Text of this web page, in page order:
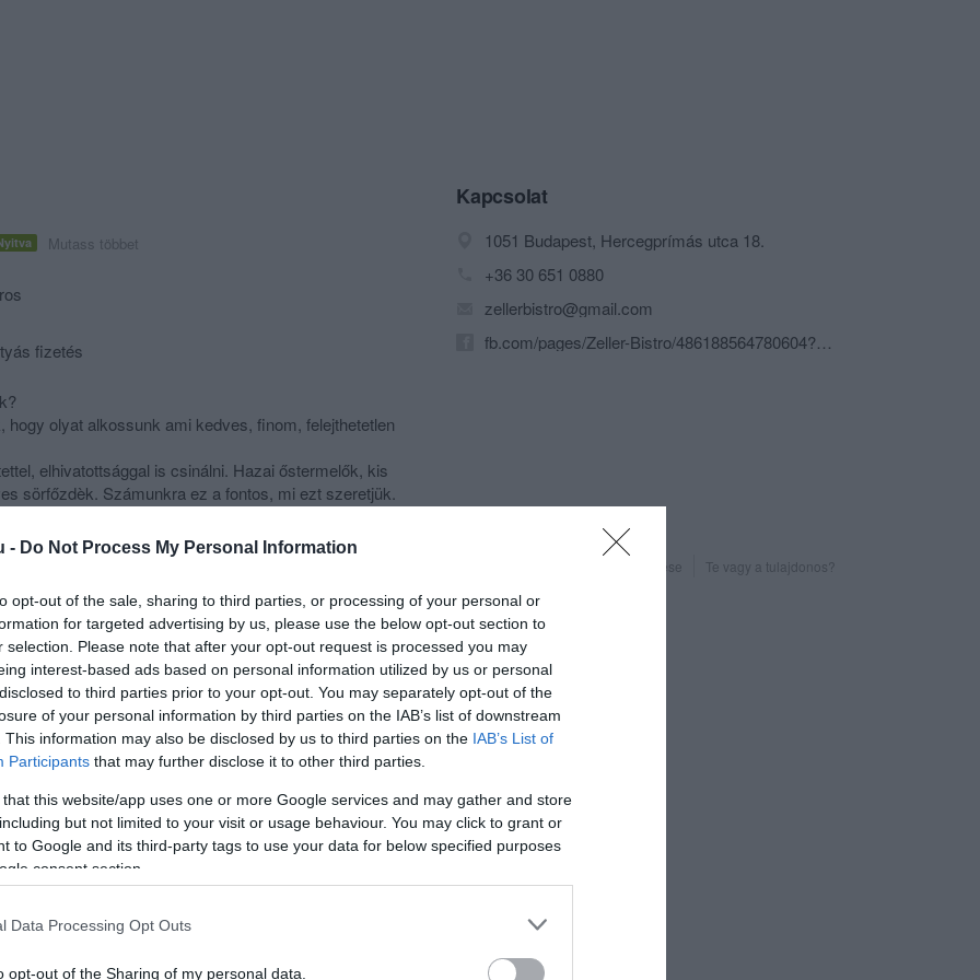
- Do Not Process My Personal Information
opt-out of the sale, sharing to third parties, or processing of your personal or
for targeted advertising by us, please use the below opt-out section to
selection. Please note that after your opt-out request is processed you may
interest-based ads based on personal information utilized by us or personal
to third parties prior to your opt-out. You may separately opt-out of the
of your personal information by third parties on the IAB’s list of downstream
This information may also be disclosed by us to third parties on the IAB’s List of
Participants that may further disclose it to other third parties.
that this website/app uses one or more Google services and may gather and store
but not limited to your visit or usage behaviour. You may click to grant or
to Google and its third-party tags to use your data for below specified purposes
consent section.
Data Processing Opt Outs
opt-out of the Sharing of my personal data.
Mutass többet
fizetés
hogy olyat alkossunk ami kedves, finom, felejthetetlen
elhivatottsággal is csinálni. Hazai őstermelők, kis
sörfőzdèk. Számunkra ez a fontos, mi ezt szeretjük.
Bistro with smiley attention service. We cook our food
from domestic farmers and producers. We buy our
wineries.
the best quality food in a friendly athmosphere, where
We believe we are different.
mail : zellerbistro@gmail.com
0880
Kapcsolat
1051 Budapest, Hercegprímás utca 18.
+36 30 651 0880
zellerbistro@gmail.com
fb.com/pages/Zeller-Bistro/486188564780604?sk=info
Probléma jelentése Te vagy a tulajdonos?